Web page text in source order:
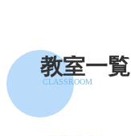
教室一覧
CLASSROOM